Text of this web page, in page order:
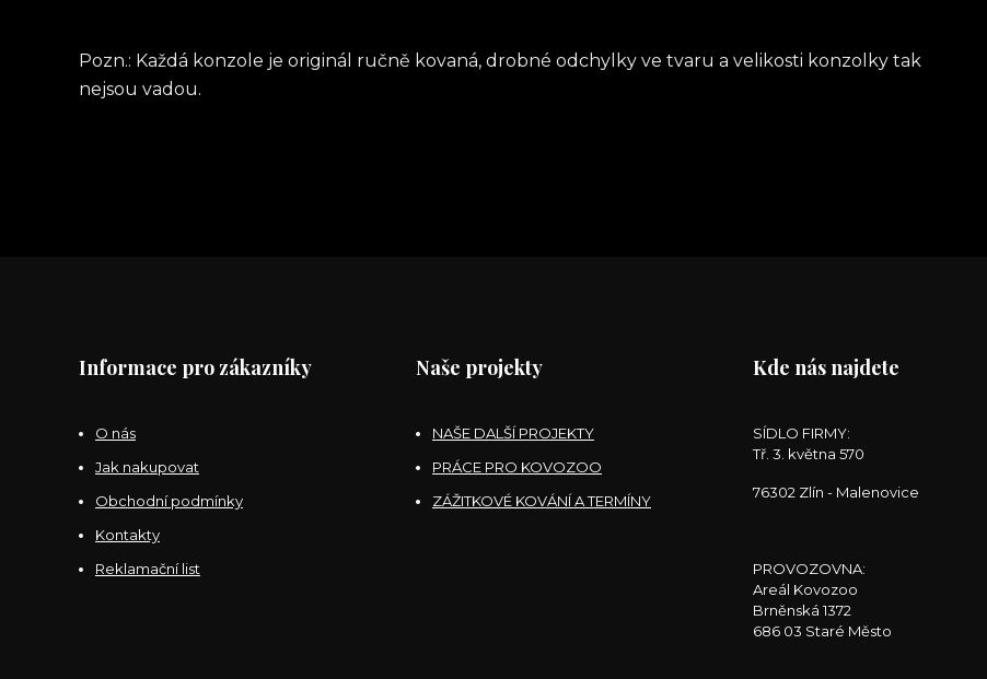
Pozn.: Každá konzole je originál ručně kovaná, drobné odchylky ve tvaru a velikosti konzolky tak
nejsou vadou.
Informace pro zákazníky
O nás
Jak nakupovat
Obchodní podmínky
Kontakty
Reklamační list
Naše projekty
NAŠE DALŠÍ PROJEKTY
PRÁCE PRO KOVOZOO
ZÁŽITKOVÉ KOVÁNÍ A TERMÍNY
Kde nás najdete
SÍDLO FIRMY:
Tř. 3. května 570
76302 Zlín - Malenovice
PROVOZOVNA:
Areál Kovozoo
Brněnská 1372
686 03 Staré Město